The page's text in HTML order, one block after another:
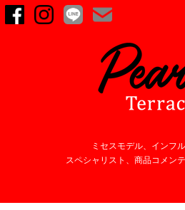
ミセスモデル、インフ
スペシャリスト、商品コメン